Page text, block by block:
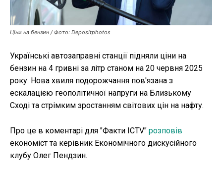
Курс валют
Ціни на бензин / Фото: Depositphotos
Українські автозаправні станції підняли ціни на
бензин на 4 гривні за літр станом на 20 червня 2025
року. Нова хвиля подорожчання пов'язана з
ескалацією геополітичної напруги на Близькому
Сході та стрімким зростанням світових цін на нафту.
Про це в коментарі для "Факти ICTV" розповів
економіст та керівник Економічного дискусійного
клубу Олег Пендзин.